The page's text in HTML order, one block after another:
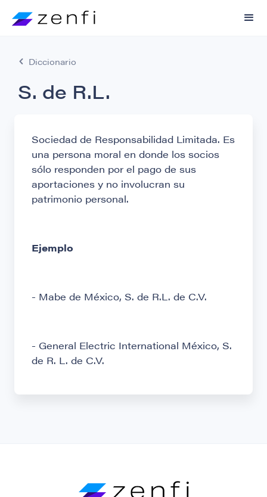
Diccionario
S. de R.L.
Sociedad de Responsabilidad Limitada. Es
una persona moral en donde los socios
sólo responden por el pago de sus
aportaciones y no involucran su
patrimonio personal.
Ejemplo
- Mabe de México, S. de R.L. de C.V.
- General Electric International México, S.
de R. L. de C.V.